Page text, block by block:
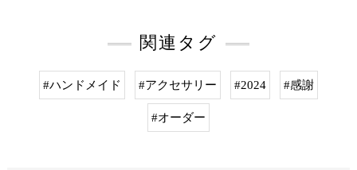
関連タグ
#ハンドメイド #アクセサリー #2024 #感謝
#オーダー